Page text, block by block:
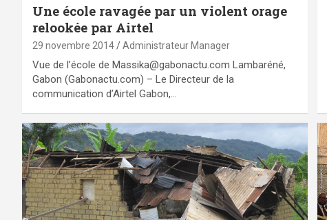
Une école ravagée par un violent orage
relookée par Airtel
29 novembre 2014 Administrateur Manager
Vue de l’école de Massika@gabonactu.com Lambaréné,
Gabon (Gabonactu.com) – Le Directeur de la
communication d’Airtel Gabon,…